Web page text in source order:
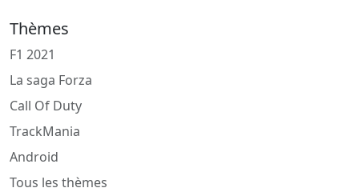
Thèmes
F1 2021
La saga Forza
Call Of Duty
TrackMania
Android
Tous les thèmes